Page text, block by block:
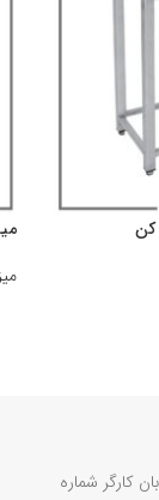
کن
کارگر شماره